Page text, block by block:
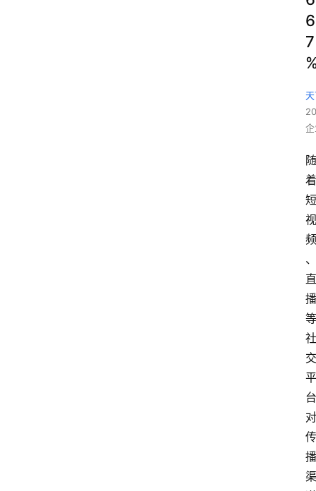
6
7
随
着
短
视
频
、
直
播
等
社
交
平
台
对
传
播
渠